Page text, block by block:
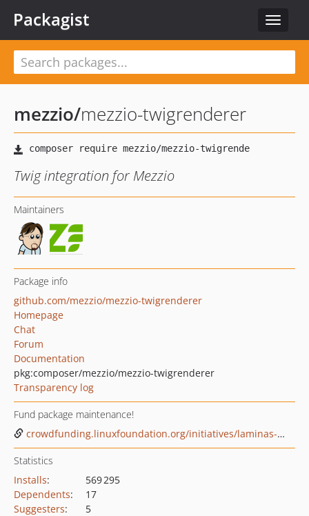
Toggle
Packagist
mezzio/mezzio-twigrenderer
Twig integration for Mezzio
Maintainers
Package info
github.com/mezzio/mezzio-twigrenderer
Homepage
Chat
Forum
Documentation
pkg:composer/mezzio/mezzio-twigrenderer
Transparency log
Fund package maintenance!
crowdfunding.linuxfoundation.org/initiatives/laminas-project
Statistics
Installs:
569 295
Dependents:
17
Suggesters:
5